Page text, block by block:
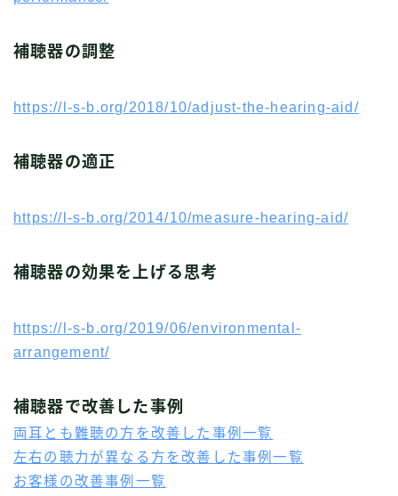
補聴器の調整
https://l-s-b.org/2018/10/adjust-the-hearing-aid/
補聴器の適正
https://l-s-b.org/2014/10/measure-hearing-aid/
補聴器の効果を上げる思考
https://l-s-b.org/2019/06/environmental-
arrangement/
補聴器で改善した事例
両耳とも難聴の方を改善した事例一覧
左右の聴力が異なる方を改善した事例一覧
お客様の改善事例一覧